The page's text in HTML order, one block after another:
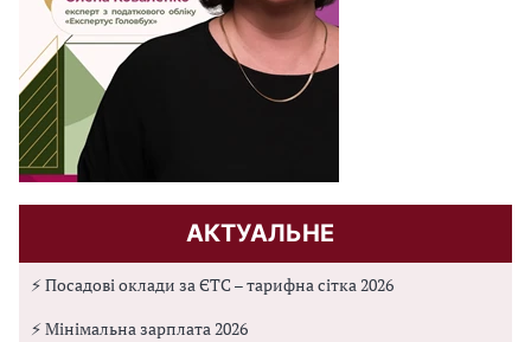
АКТУАЛЬНЕ
⚡ Посадові оклади за ЄТС – тарифна сітка 2026
⚡ Мінімальна зарплата 2026